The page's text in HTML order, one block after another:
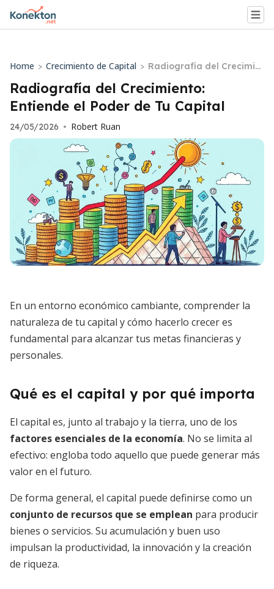
Home > Crecimiento de Capital > Radiografía del Crecimie
nto: Entiende el Poder de
Tu Capital
Radiografía del Crecimiento:
Entiende el Poder de Tu Capital
24/05/2026 • Robert Ruan
En un entorno económico cambiante, comprender la
naturaleza de tu capital y cómo hacerlo crecer es
fundamental para alcanzar tus metas financieras y
personales.
Qué es el capital y por qué importa
El capital es, junto al trabajo y la tierra, uno de los
factores esenciales de la economía. No se limita al
efectivo: engloba todo aquello que puede generar más
valor en el futuro.
De forma general, el capital puede definirse como un
conjunto de recursos que se emplean para producir
bienes o servicios. Su acumulación y buen uso
impulsan la productividad, la innovación y la creación
de riqueza.